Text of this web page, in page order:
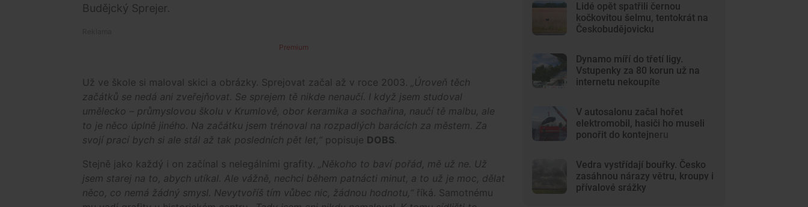
Budějcký Sprejer.
Premium
Už ve škole si maloval skici a obrázky. Sprejovat začal až v roce 2003. „Úroveň těch
začátků se nedá ani zveřejňovat. Se sprejem tě nikde nenaučí. I když jsem studoval
umělecko – průmyslovou školu v Krumlově, obor keramika a sochařina, naučí tě malbu, ale
to je něco úplně jiného. Na začátku jsem trénoval na rozpadlých barácích za městem. Za
svojí prací bych si ale stál až tak posledních pět let,“ popisuje DOBS.
Stejně jako každý i on začínal s nelegálními grafity.
„Někoho to baví pořád, mě už ne. Už
jsem starej na to, abych utíkal. Ale vážně, nechci během patnácti minut, a to už je moc, dělat
něco, co nemá žádný smysl. Nevytvoříš tím vůbec nic, žádnou hodnotu,“ říká. Samotnému
Lidé opět spatřili černou
kočkovitou šelmu, tentokrát na
Českobudějovicku
Dynamo míří do třetí ligy.
Vstupenky za 80 korun už na
internetu nekoupíte
V autosalonu začal hořet
elektromobil, hasiči ho museli
ponořit do kontejneru
Vedra vystřídají bouřky. Česko
zasáhnou nárazy větru, kroupy i
přívalové srážky